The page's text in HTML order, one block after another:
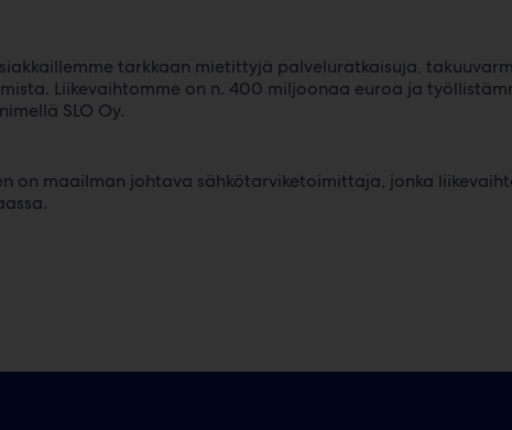
tarkkaan mietittyjä palveluratkaisuja,
Liikevaihtomme on n. 400 miljoonaa euroa ja
SLO Oy.
on maailman johtava sähkötarviketoimittaja, jonka